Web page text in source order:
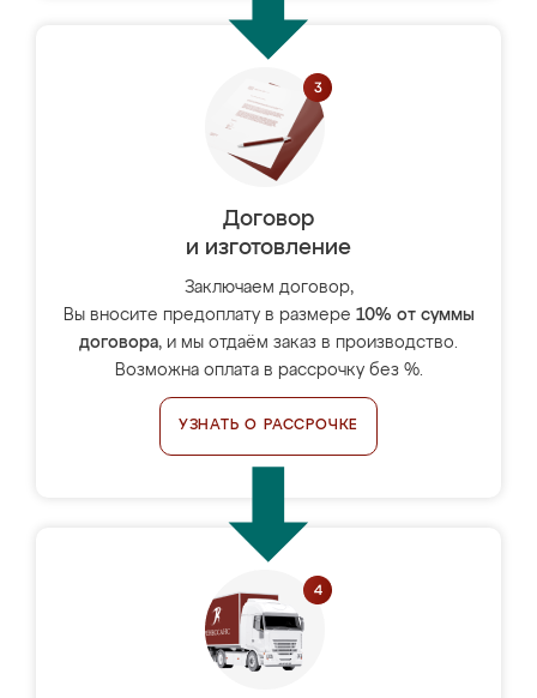
Договор
и изготовление
Заключаем договор,
Вы вносите предоплату в размере 10% от суммы
договора, и мы отдаём заказ в производство.
Возможна оплата в рассрочку без %.
УЗНАТЬ О РАССРОЧКЕ